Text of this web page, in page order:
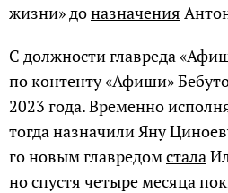
жизни» доназначения
С должности главреда
по контенту «Афиши»
2023 года. Временно
тогда назначили Яну
го новым главредомстала
но спустя четыре месяца